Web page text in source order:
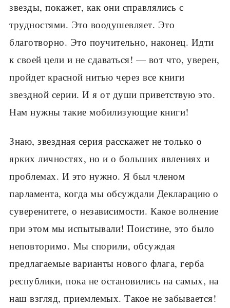
звезды, покажет, как они справлялись с
трудностями. Это воодушевляет. Это
благотворно. Это поучительно, наконец. Идти
к своей цели и не сдаваться! — вот что, уверен,
пройдет красной нитью через все книги
звездной серии. И я от души приветствую это.
Нам нужны такие мобилизующие книги!
Знаю, звездная серия расскажет не только о
ярких личностях, но и о больших явлениях и
проблемах. И это нужно. Я был членом
парламента, когда мы обсуждали Декларацию о
суверенитете, о независимости. Какое волнение
при этом мы испытывали! Поистине, это было
неповторимо. Мы спорили, обсуждая
предлагаемые варианты нового флага, герба
республики, пока не остановились на самых, на
наш взгляд, приемлемых. Такое не забывается!